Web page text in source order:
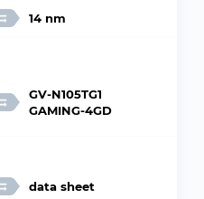
14 nm
GV-N105TG1
GAMING-4GD
data sheet